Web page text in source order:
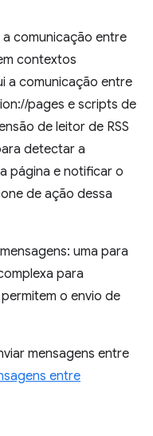
a comunicação entre
contextos
a comunicação entre
pages e scripts de
de leitor de RSS
detectar a
página e notificar o
de ação dessa
uma para
para
o envio de
mensagens entre
entre